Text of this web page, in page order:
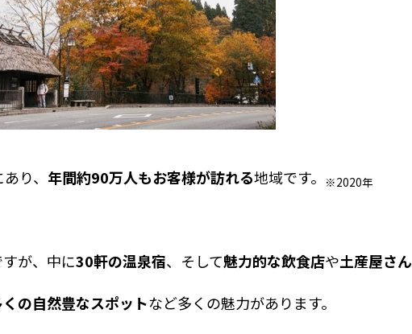
り、 年間約90万人もお客様が訪れる地域です。 ※2020年
が、中に30軒の温泉宿、そして魅力的な飲食店や土産屋さん
くの自然豊なスポットなど多くの魅力があります。